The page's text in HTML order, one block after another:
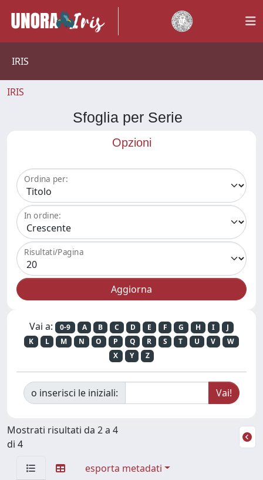
IRIS
IRIS
Sfoglia per Serie
Opzioni
Ordina per:
In ordine:
Risultati/Pagina
Vai a: 0-9 A B C D E F G H I
J
K
L M N O P Q R S T U V
W
X
Y Z
o inserisci le iniziali:
Mostrati risultati da 2 a 4
di 4
esporta metadati